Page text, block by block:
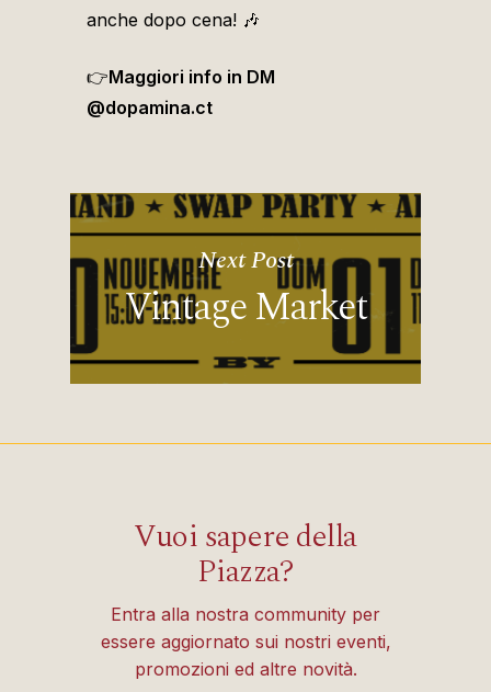
anche dopo cena! 🎶
👉Maggiori info in DM
@dopamina.ct
Next Post
Vintage Market
Vuoi sapere della
Piazza?
Entra alla nostra community per
essere aggiornato sui nostri eventi,
promozioni ed altre novità.